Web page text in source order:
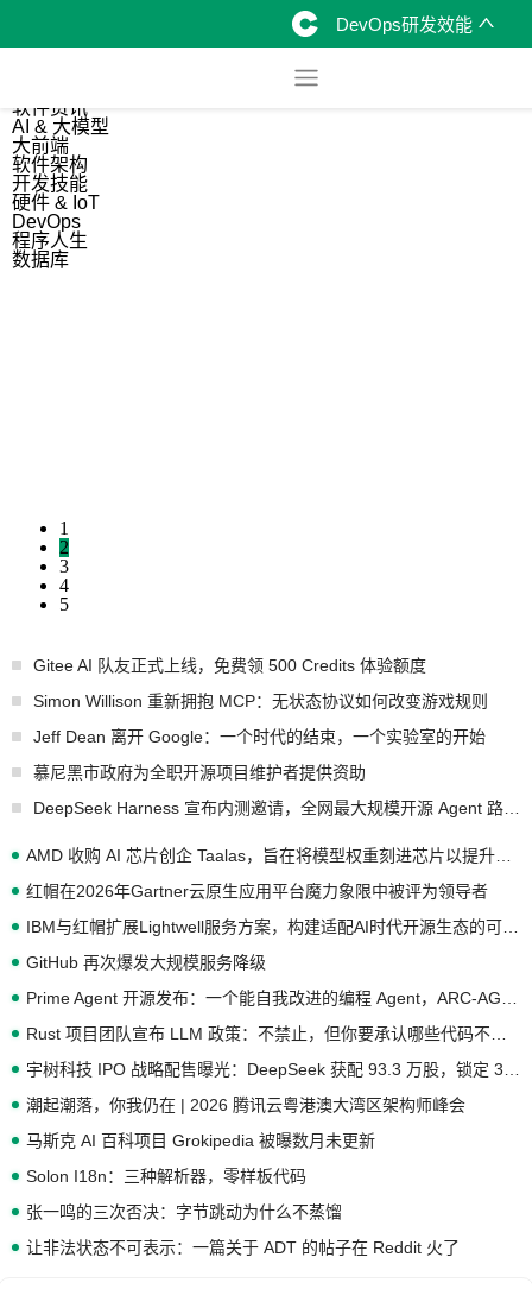
DevOps研发效能
软件资讯
AI & 大模型
大前端
软件架构
开发技能
硬件 & IoT
DevOps
程序人生
数据库
1
2
3
4
5
Gitee AI 队友正式上线，免费领 500 Credits 体验额度
Simon Willison 重新拥抱 MCP：无状态协议如何改变游戏规则
Jeff Dean 离开 Google：一个时代的结束，一个实验室的开始
慕尼黑市政府为全职开源项目维护者提供资助
红帽在2026年Gartner云原生应用平台魔力象限中被评为领导者
GitHub 再次爆发大规模服务降级
潮起潮落，你我仍在 | 2026 腾讯云粤港澳大湾区架构师峰会
马斯克 AI 百科项目 Grokipedia 被曝数月未更新
Solon I18n：三种解析器，零样板代码
张一鸣的三次否决：字节跳动为什么不蒸馏
让非法状态不可表示：一篇关于 ADT 的帖子在 Reddit 火了